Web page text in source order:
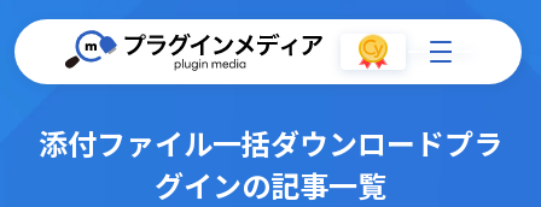
添付ファイル一括ダウンロードプラ
グインの記事一覧